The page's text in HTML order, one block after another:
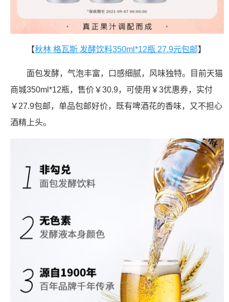
【秋林 格瓦斯 发酵饮料350ml*12瓶 27.9元包邮】
面包发酵，气泡丰富，口感细腻，风味独特。目前天猫
商城350ml*12瓶，售价￥30.9，可使用￥3优惠券，实付
￥27.9包邮，单品包邮好价，既有啤酒花的香味，又不担心
酒精上头。